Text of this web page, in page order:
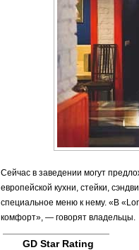
Сейчас в заведении могут
европейской кухни, стейки,
специальное меню к нему. «В
комфорт», — говорят владельцы.
GD Star Rating